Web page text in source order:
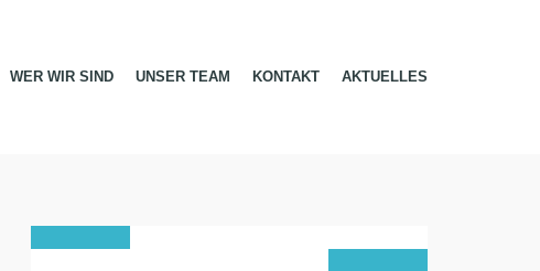
WER WIR SIND UNSER TEAM KONTAKT AKTUELLES